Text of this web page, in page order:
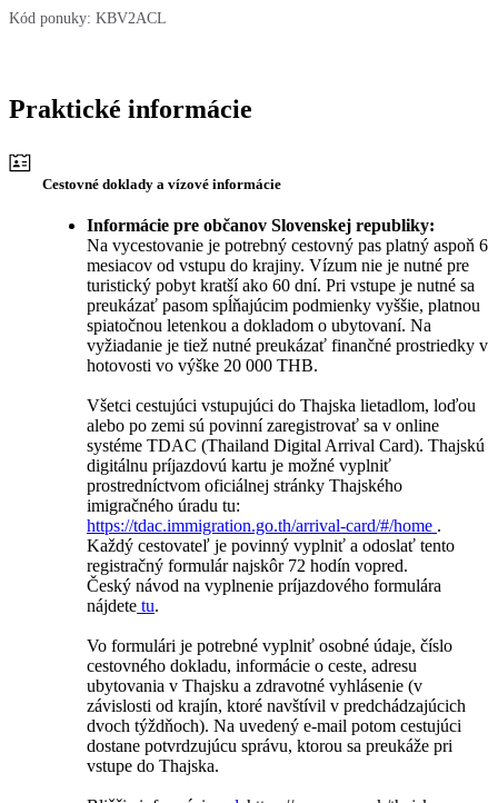
Kód ponuky: KBV2ACL
Praktické informácie
Cestovné doklady a vízové informácie
Informácie pre občanov Slovenskej republiky:
Na vycestovanie je potrebný cestovný pas platný aspoň 6
mesiacov od vstupu do krajiny. Vízum nie je nutné pre
turistický pobyt kratší ako 60 dní. Pri vstupe je nutné sa
preukázať pasom spĺňajúcim podmienky vyššie, platnou
spiatočnou letenkou a dokladom o ubytovaní. Na
vyžiadanie je tiež nutné preukázať finančné prostriedky v
hotovosti vo výške 20 000 THB.
Všetci cestujúci vstupujúci do Thajska lietadlom, loďou
alebo po zemi sú povinní zaregistrovať sa v online
systéme TDAC (Thailand Digital Arrival Card). Thajskú
digitálnu príjazdovú kartu je možné vyplniť
prostredníctvom oficiálnej stránky Thajského
imigračného úradu tu:
https://tdac.immigration.go.th/arrival-card/#/home .
Každý cestovateľ je povinný vyplniť a odoslať tento
registračný formulár najskôr 72 hodín vopred.
Český návod na vyplnenie príjazdového formulára
nájdete tu.
Vo formulári je potrebné vyplniť osobné údaje, číslo
cestovného dokladu, informácie o ceste, adresu
ubytovania v Thajsku a zdravotné vyhlásenie (v
závislosti od krajín, ktoré navštívil v predchádzajúcich
dvoch týždňoch). Na uvedený e-mail potom cestujúci
dostane potvrdzujúcu správu, ktorou sa preukáže pri
vstupe do Thajska.